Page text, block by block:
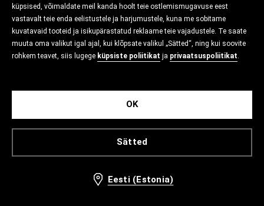
küpsised, võimaldate meil kanda hoolt teie ostlemismugavuse eest
vastavalt teie enda eelistustele ja harjumustele, kuna me sobitame
kuvatavaid tooteid ja isikupärastatud reklaame teie vajadustele. Te saate
muuta oma valikut igal ajal, kui klõpsate valikul „Sätted“, ning kui soovite
rohkem teavet, siis lugege küpsiste poliitikat ja privaatsuspoliitikat.
Sätted
OK
Eesti (Estonia)